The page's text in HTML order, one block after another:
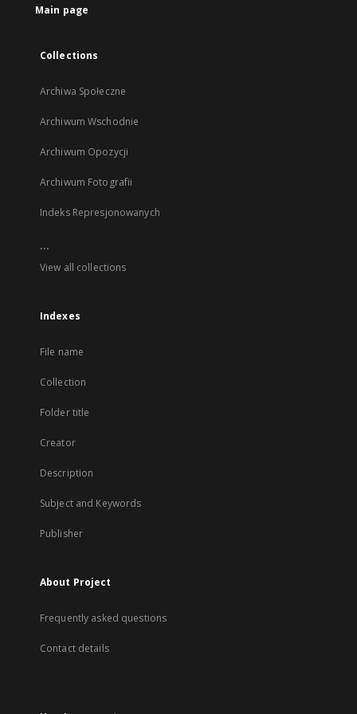
Main page
Collections
Archiwa Społeczne
Archiwum Wschodnie
Archiwum Opozycji
Archiwum Fotografii
Indeks Represjonowanych
...
View all collections
Indexes
File name
Collection
Folder title
Creator
Description
Subject and Keywords
Publisher
About Project
Frequently asked questions
Contact details